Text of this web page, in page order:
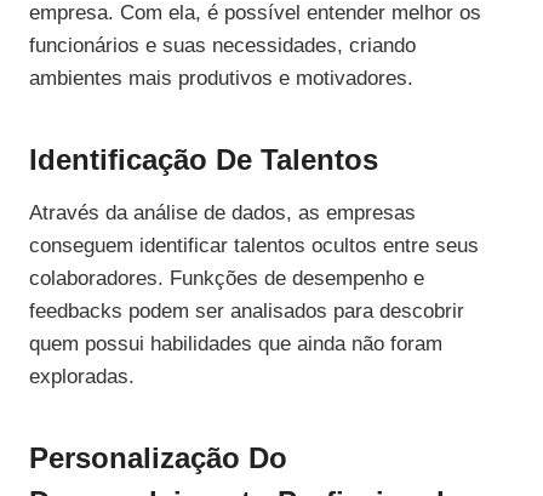
empresa. Com ela, é possível entender melhor os
funcionários e suas necessidades, criando
ambientes mais produtivos e motivadores.
Identificação De Talentos
Através da análise de dados, as empresas
conseguem identificar talentos ocultos entre seus
colaboradores. Funkções de desempenho e
feedbacks podem ser analisados para descobrir
quem possui habilidades que ainda não foram
exploradas.
Personalização Do